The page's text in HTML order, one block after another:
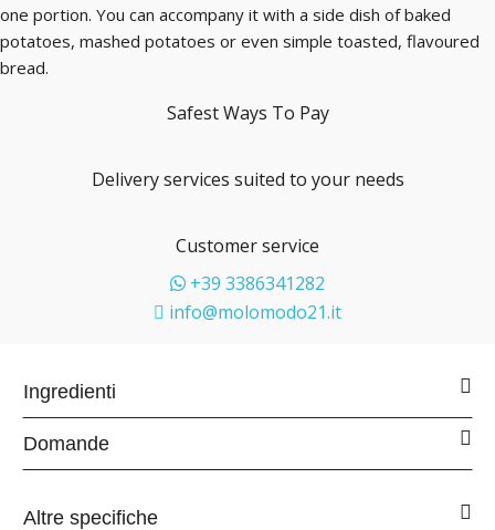
one portion. You can accompany it with a side dish of baked
potatoes, mashed potatoes or even simple toasted, flavoured
bread.
Safest Ways To Pay
Delivery services suited to your needs
Customer service
+39 3386341282
info@molomodo21.it
Ingredienti
Domande
Altre specifiche